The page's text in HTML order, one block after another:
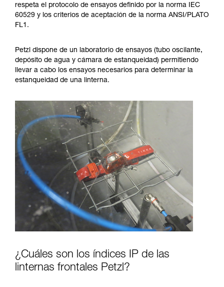
respeta el protocolo de ensayos definido por la norma IEC
60529 y los criterios de aceptación de la norma ANSI/PLATO
FL1.
Petzl dispone de un laboratorio de ensayos (tubo oscilante,
depósito de agua y cámara de estanqueidad) permitiendo
llevar a cabo los ensayos necesarios para determinar la
estanqueidad de una linterna.
¿Cuáles son los índices IP de las
linternas frontales Petzl?